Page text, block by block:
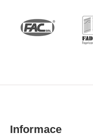
Informace